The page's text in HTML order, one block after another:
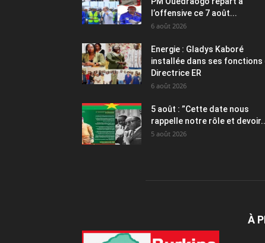
l’offensive ce 7 août...
6 août 2026
Energie : Gladys Kaboré
installée dans ses fonctions
Directrice ER
6 août 2026
5 août : ”Cette date nous
rappelle notre rôle et
5 août 2026
À